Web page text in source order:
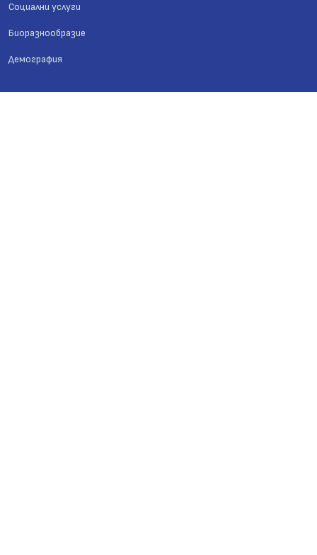
Социални услуги
Биоразнообразие
Демография